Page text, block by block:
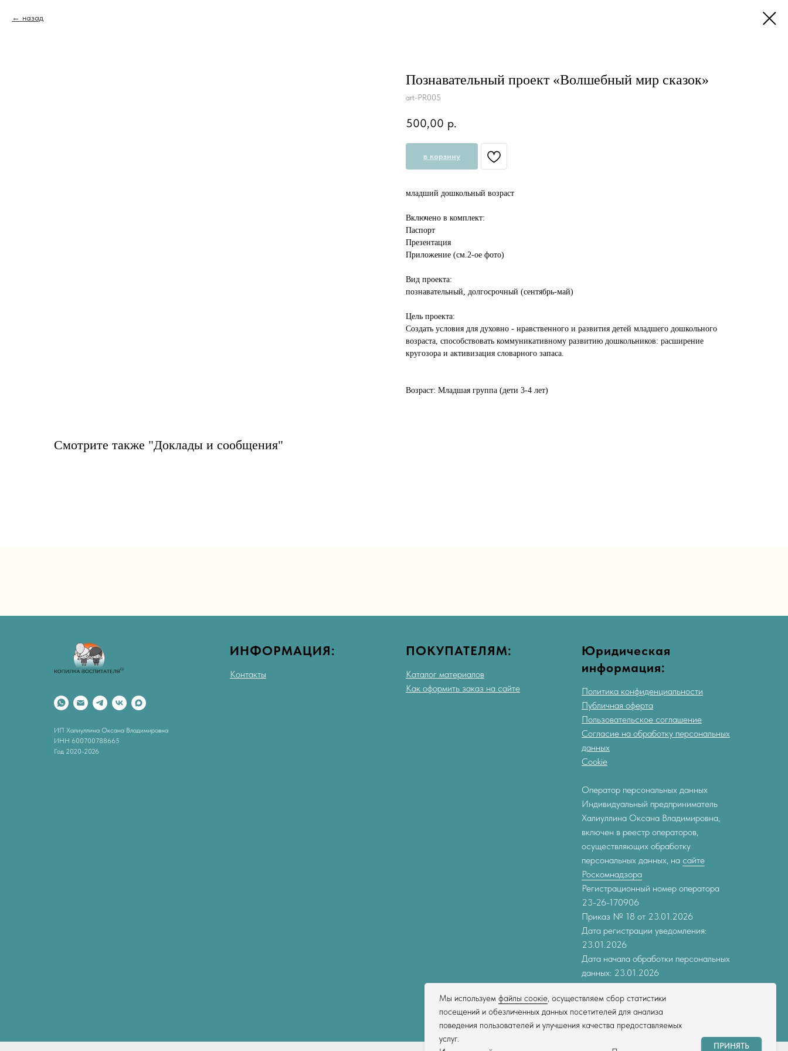
назад
Познавательный проект «Волшебный мир сказок»
art-PR005
500,00 р.
в корзину
младший дошкольный возраст
Включено в комплект:
Паспорт
Презентация
Приложение (см.2-ое фото)
Вид проекта:
познавательный, долгосрочный (сентябрь-май)
Цель проекта:
Создать условия для духовно - нравственного и развития детей младшего дошкольного
возраста, способствовать коммуникативному развитию дошкольников: расширение
кругозора и активизация словарного запаса.
Возраст: Младшая группа (дети 3-4 лет)
Смотрите также "Доклады и сообщения"
Мы используем файлы соокіе, осуществляем сбор статистики
посещений и обезличенных данных посетителей для анализа
поведения пользователей и улучшения качества предоставляемых
услуг.
ПРИНЯТЬ
ИП Халиуллина Оксана Владимировна
ИНН 600700788665
Год 2020-2026
ИНФОРМАЦИЯ:
Контакты
ПОКУПАТЕЛЯМ:
Каталог материалов
Как оформить заказ на сайте
Юридическая
информация:
Политика конфиденциальности
Публичная оферта
Пользовательское соглашение
Согласие на обработку персональных
данных
Cookie
Оператор персональных данных
Индивидуальный предприниматель
Халиуллина Оксана Владимировна,
включен в реестр операторов,
осуществляющих обработку
персональных данных, на сайте
Роскомнадзора
Регистрационный номер оператора
23-26-170906
Приказ № 18 от 23.01.2026
Дата регистрации уведомления:
23.01.2026
Дата начала обработки персональных
данных: 23.01.2026